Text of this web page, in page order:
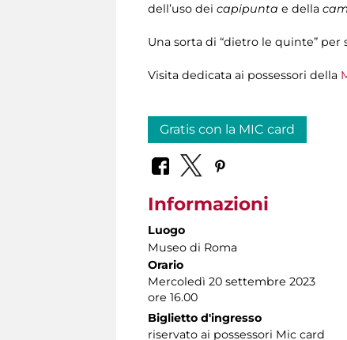
dell’uso dei capipunta e della
Una sorta di “dietro le quinte”
Visita dedicata ai possessori della
Gratis con la MIC card
Informazioni
Luogo
Museo di Roma
Orario
Mercoledì 20 settembre 2023
ore 16.00
Biglietto d'ingresso
riservato ai possessori Mic card